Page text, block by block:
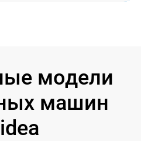
модели
машин